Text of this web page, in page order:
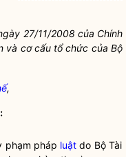
27/11/2008 của Chính
và cơ cấu tổ chức của Bộ
,
phạm pháp luật do Bộ Tài